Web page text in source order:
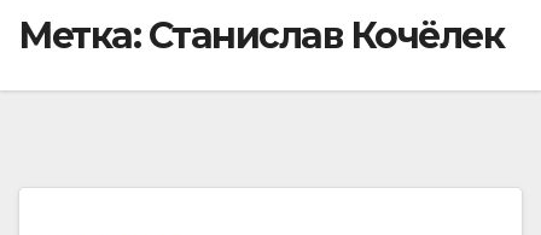
Метка:Станислав Кочёлек